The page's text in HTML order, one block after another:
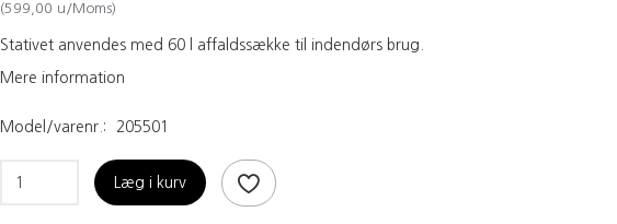
(599,00 u/Moms)
Stativet anvendes med 60 l affaldssække til indendørs brug.
Mere information
Model/varenr.: 205501
Læg i kurv